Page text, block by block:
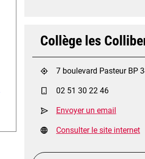
Collège les
7 boulevard Pasteur BP
02 51 30 22 46
Envoyer un email
Consulter le site internet